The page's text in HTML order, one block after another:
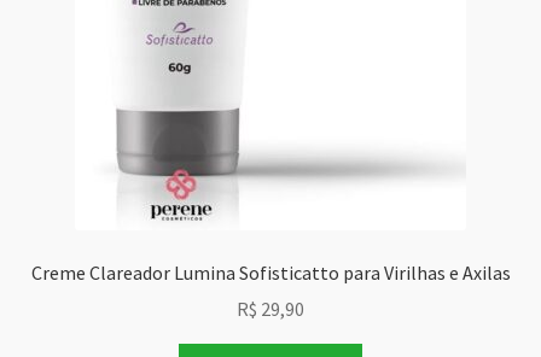
Creme Clareador Lumina Sofisticatto para Virilhas e Axilas
R$ 29,90